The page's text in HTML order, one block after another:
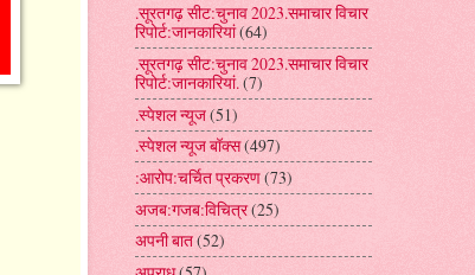
.सूरतगढ़ सीट:चुनाव 2023.समाचार विचार
रिपोर्ट:जानकारियां(64)
.सूरतगढ़ सीट:चुनाव 2023.समाचार विचार
रिपोर्ट:जानकारियां.(7)
.स्पेशल न्यूज(51)
.स्पेशल न्यूज बॉक्स(497)
:आरोप:चर्चित प्रकरण(73)
अजब:गजब:विचित्र(25)
अपनी बात(52)